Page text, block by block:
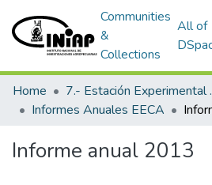
Communities
&
Collections
All of
Home
7.-
Informes Anuales EECA
Informe anual 2013